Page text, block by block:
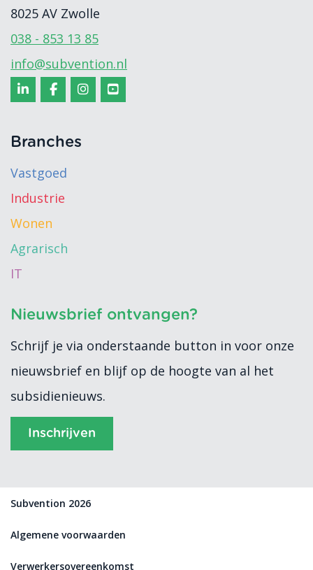
8025 AV Zwolle
038 - 853 13 85
info@subvention.nl
Branches
Vastgoed
Industrie
Wonen
Agrarisch
IT
Nieuwsbrief ontvangen?
Schrijf je via onderstaande button in voor onze
nieuwsbrief en blijf op de hoogte van al het
subsidienieuws.
Inschrijven
Subvention 2026
Algemene voorwaarden
Verwerkersovereenkomst